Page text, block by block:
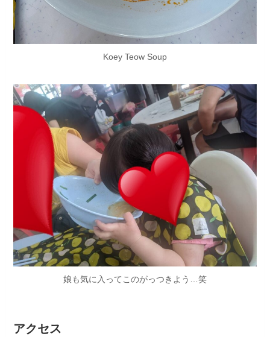
Koey Teow Soup
娘も気に入ってこのがっつきよう…笑
アクセス